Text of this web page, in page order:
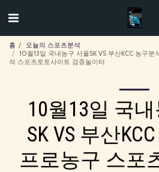
홈
오늘의 스포츠분석
10월13일 국내농구 서울SK VS 부산KCC 농구
석 스포츠토토사이트 검증놀이터
10월13일 국
SK VS 부산
프로농구 스포